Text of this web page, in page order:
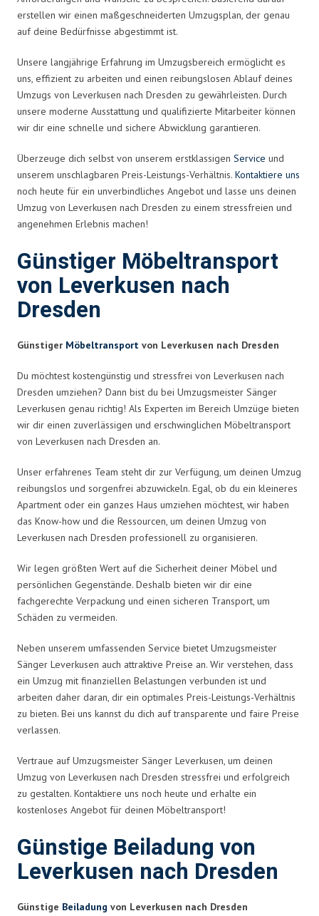
erstellen wir einen maßgeschneiderten Umzugsplan, der genau
auf deine Bedürfnisse abgestimmt ist.
Unsere langjährige Erfahrung im Umzugsbereich ermöglicht es
uns, effizient zu arbeiten und einen reibungslosen Ablauf deines
Umzugs von Leverkusen nach Dresden zu gewährleisten. Durch
unsere moderne Ausstattung und qualifizierte Mitarbeiter können
wir dir eine schnelle und sichere Abwicklung garantieren.
Überzeuge dich selbst von unserem erstklassigen Service und
unserem unschlagbaren Preis-Leistungs-Verhältnis. Kontaktiere uns
noch heute für ein unverbindliches Angebot und lasse uns deinen
Umzug von Leverkusen nach Dresden zu einem stressfreien und
angenehmen Erlebnis machen!
Günstiger Möbeltransport
von Leverkusen nach
Dresden
Günstiger Möbeltransport von Leverkusen nach Dresden
Du möchtest kostengünstig und stressfrei von Leverkusen nach
Dresden umziehen? Dann bist du bei Umzugsmeister Sänger
Leverkusen genau richtig! Als Experten im Bereich Umzüge bieten
wir dir einen zuverlässigen und erschwinglichen Möbeltransport
von Leverkusen nach Dresden an.
Unser erfahrenes Team steht dir zur Verfügung, um deinen Umzug
reibungslos und sorgenfrei abzuwickeln. Egal, ob du ein kleineres
Apartment oder ein ganzes Haus umziehen möchtest, wir haben
das Know-how und die Ressourcen, um deinen Umzug von
Leverkusen nach Dresden professionell zu organisieren.
Wir legen größten Wert auf die Sicherheit deiner Möbel und
persönlichen Gegenstände. Deshalb bieten wir dir eine
fachgerechte Verpackung und einen sicheren Transport, um
Schäden zu vermeiden.
Neben unserem umfassenden Service bietet Umzugsmeister
Sänger Leverkusen auch attraktive Preise an. Wir verstehen, dass
ein Umzug mit finanziellen Belastungen verbunden ist und
arbeiten daher daran, dir ein optimales Preis-Leistungs-Verhältnis
zu bieten. Bei uns kannst du dich auf transparente und faire Preise
verlassen.
Vertraue auf Umzugsmeister Sänger Leverkusen, um deinen
Umzug von Leverkusen nach Dresden stressfrei und erfolgreich
zu gestalten. Kontaktiere uns noch heute und erhalte ein
kostenloses Angebot für deinen Möbeltransport!
Günstige Beiladung von
Leverkusen nach Dresden
Günstige Beiladung von Leverkusen nach Dresden